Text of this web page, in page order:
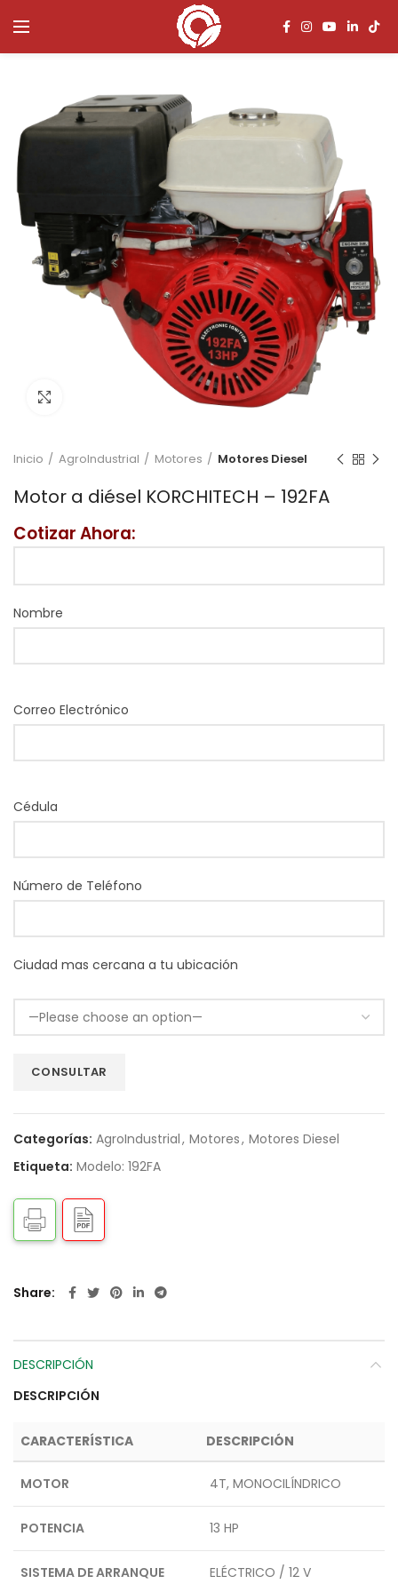
Inicio AgroIndustrial Motores Motores Diesel
Motor a diésel KORCHITECH – 192FA
Cotizar Ahora:
Nombre
Correo Electrónico
Cédula
Número de Teléfono
Ciudad mas cercana a tu ubicación
Categorías: AgroIndustrial, Motores, Motores Diesel
Etiqueta: Modelo: 192FA
Share
DESCRIPCIÓN
DESCRIPCIÓN
CARACTERÍSTICA DESCRIPCIÓN
MOTOR 4T, MONOCILÍNDRICO
POTENCIA 13 HP
SISTEMA DE ARRANQUE ELÉCTRICO / 12 V